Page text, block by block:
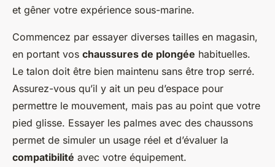
et gêner votre expérience sous-marine.
Commencez par essayer diverses tailles en magasin,
en portant vos chaussures de plongée habituelles.
Le talon doit être bien maintenu sans être trop serré.
Assurez-vous qu’il y ait un peu d’espace pour
permettre le mouvement, mais pas au point que votre
pied glisse. Essayer les palmes avec des chaussons
permet de simuler un usage réel et d’évaluer la
compatibilité avec votre équipement.